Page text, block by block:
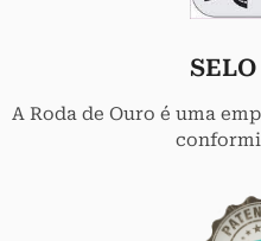
A Roda de Ouro é uma